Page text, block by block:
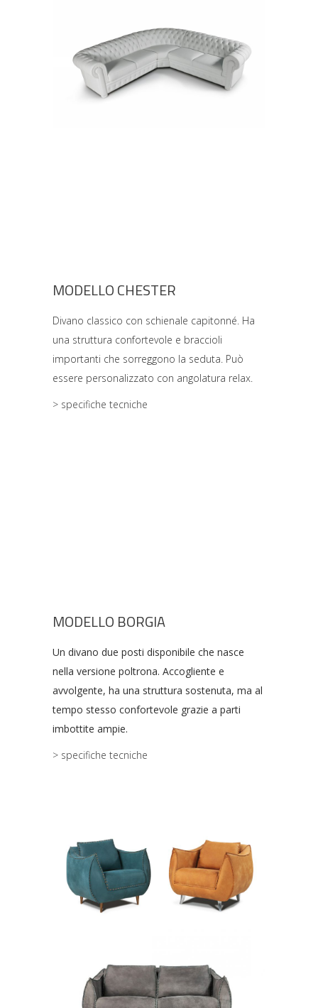
MODELLO CHESTER
Divano classico con schienale capitonné. Ha
una struttura confortevole e braccioli
importanti che sorreggono la seduta. Può
essere personalizzato con angolatura relax.
> specifiche tecniche
MODELLO BORGIA
Un divano due posti disponibile che nasce
nella versione poltrona. Accogliente e
avvolgente, ha una struttura sostenuta, ma al
tempo stesso confortevole grazie a parti
imbottite ampie.
> specifiche tecniche